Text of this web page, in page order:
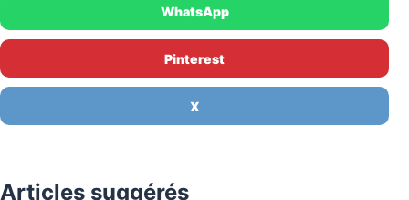
WhatsApp
Pinterest
X
Articles suggérés